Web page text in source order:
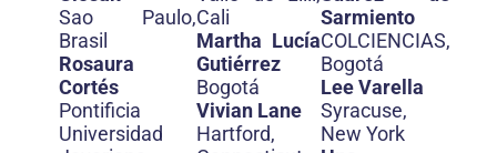
Sao Paulo,
Brasil
Rosaura
Cortés
Pontificia
Universidad
Cali
Martha Lucía
Gutiérrez
Bogotá
Vivian Lane
Hartford,
Sarmiento
COLCIENCIAS,
Bogotá
Lee Varella
Syracuse,
New York